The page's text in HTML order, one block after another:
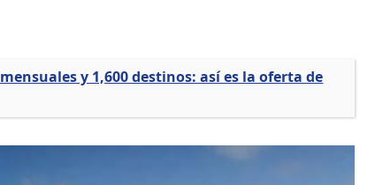
y 1,600 destinos: así es la oferta de